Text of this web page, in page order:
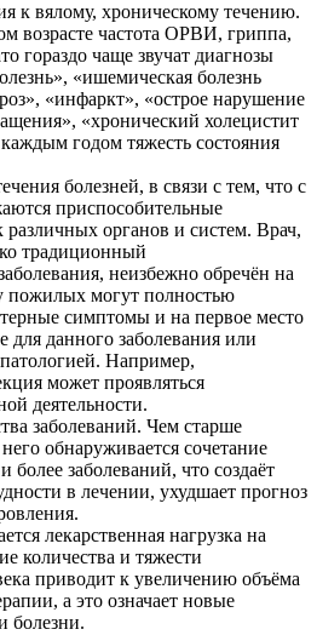
к вялому, хроническому течению.
возрасте частота ОРВИ, гриппа,
гораздо чаще звучат диагнозы
«ишемическая болезнь
«инфаркт», «острое нарушение
«хронический холецистит
годом тяжесть состояния
болезней, в связи с тем, что с
приспособительные
различных органов и систем. Врач,
традиционный
неизбежно обречён на
пожилых могут полностью
симптомы и на первое место
для данного заболевания или
Например,
может проявляться
деятельности.
заболеваний. Чем старше
обнаруживается сочетание
более заболеваний, что создаёт
в лечении, ухудшает прогноз
лекарственная нагрузка на
количества и тяжести
приводит к увеличению объёма
а это означает новые
болезни.